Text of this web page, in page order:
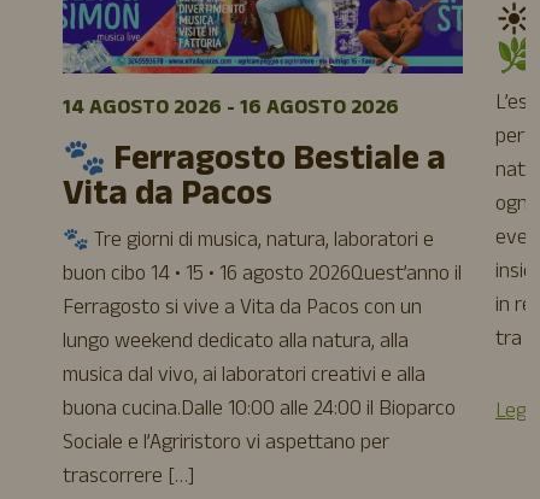
14 AGOSTO 2026 - 16 AGOSTO 2026
🐾 Ferragosto Bestiale a
Vita da Pacos
🐾 Tre giorni di musica, natura, laboratori e
buon cibo 14 • 15 • 16 agosto 2026Quest’anno il
Ferragosto si vive a Vita da Pacos con un
lungo weekend dedicato alla natura, alla
musica dal vivo, ai laboratori creativi e alla
buona cucina.Dalle 10:00 alle 24:00 il Bioparco
Sociale e l’Agriristoro vi aspettano per
trascorrere […]
☀️
🌿
in
tra